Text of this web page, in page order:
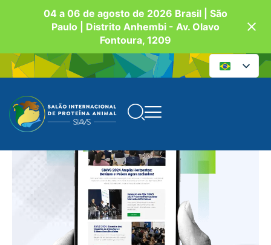
04 a 06 de agosto de 2026 Brasil | São
Paulo | Distrito Anhembi - Av. Olavo
Fontoura, 1209